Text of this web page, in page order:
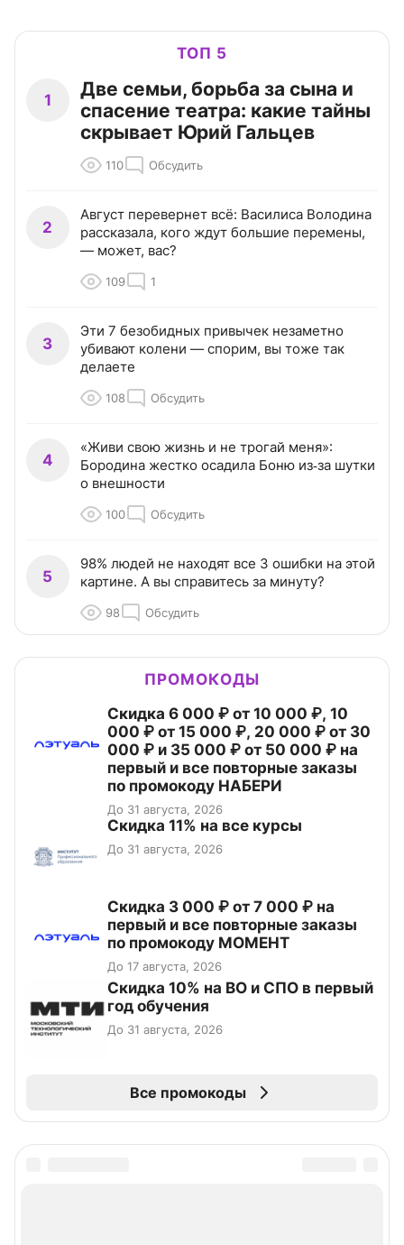
ТОП 5
1
Две семьи, борьба за сына и
спасение театра: какие тайны
скрывает Юрий Гальцев
110 Обсудить
2
Август перевернет всё: Василиса Володина
рассказала, кого ждут большие перемены,
— может, вас?
109 1
3
Эти 7 безобидных привычек незаметно
убивают колени — спорим, вы тоже так
делаете
108 Обсудить
4
«Живи свою жизнь и не трогай меня»:
Бородина жестко осадила Боню из‑за шутки
о внешности
100 Обсудить
5
98% людей не находят все 3 ошибки на этой
картине. А вы справитесь за минуту?
98 Обсудить
ПРОМОКОДЫ
Скидка 6 000 ₽ от 10 000 ₽, 10
000 ₽ от 15 000 ₽, 20 000 ₽ от 30
000 ₽ и 35 000 ₽ от 50 000 ₽ на
первый и все повторные заказы
по промокоду НАБЕРИ
До 31 августа, 2026
Скидка 11% на все курсы
До 31 августа, 2026
Скидка 3 000 ₽ от 7 000 ₽ на
первый и все повторные заказы
по промокоду МОМЕНТ
До 17 августа, 2026
Скидка 10% на ВО и СПО в первый
год обучения
До 31 августа, 2026
Все промокоды